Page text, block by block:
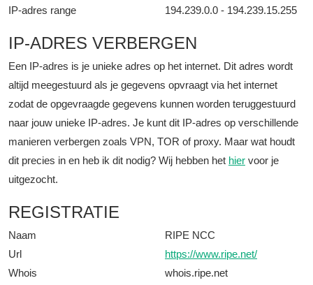
IP-adres range
194.239.0.0 - 194.239.15.255
IP-ADRES VERBERGEN
Een IP-adres is je unieke adres op het internet. Dit adres wordt
altijd meegestuurd als je gegevens opvraagt via het internet
zodat de opgevraagde gegevens kunnen worden teruggestuurd
naar jouw unieke IP-adres. Je kunt dit IP-adres op verschillende
manieren verbergen zoals VPN, TOR of proxy. Maar wat houdt
dit precies in en heb ik dit nodig? Wij hebben het hier voor je
uitgezocht.
REGISTRATIE
Naam
RIPE NCC
Url
https://www.ripe.net/
Whois
whois.ripe.net